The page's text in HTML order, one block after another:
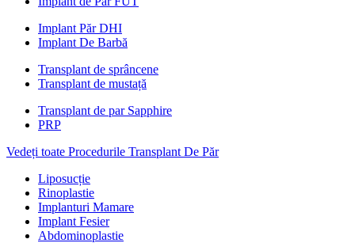
Implant Păr DHI
Implant De Barbă
Transplant de sprâncene
Transplant de mustață
Transplant de par Sapphire
PRP
Vedeți toate Procedurile Transplant De Păr
Liposucție
Rinoplastie
Implanturi Mamare
Implant Fesier
Abdominoplastie